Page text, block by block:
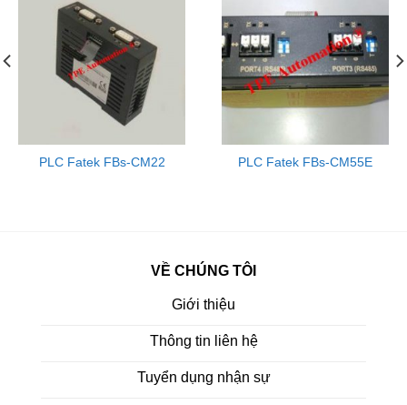
PLC Fatek FBs-CM22 PLC Fatek FBs-CM55E
VỀ CHÚNG TÔI
Giới thiệu
Thông tin liên hệ
Tuyển dụng nhận sự